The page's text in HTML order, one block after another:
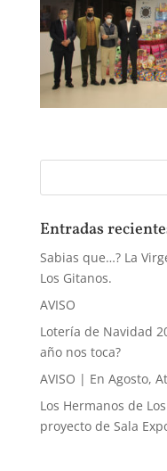
Entradas
Sabias que…? La
Los Gitanos.
AVISO
Lotería de Navidad
año nos toca?
AVISO | En Agosto,
Los Hermanos de
proyecto de Sala